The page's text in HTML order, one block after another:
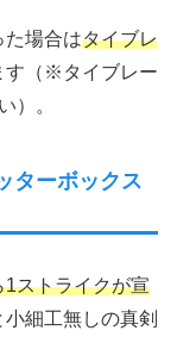
た場合はタイブレ
す（※タイブレー
）。
ターボックス
ストライクが宣
細工無しの真剣